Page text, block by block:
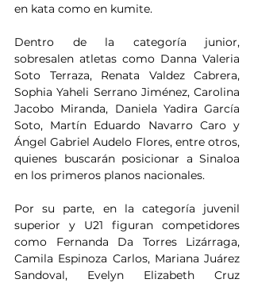
en kata como en kumite.
Dentro de la categoría junior,
sobresalen atletas como Danna Valeria
Soto Terraza, Renata Valdez Cabrera,
Sophia Yaheli Serrano Jiménez, Carolina
Jacobo Miranda, Daniela Yadira García
Soto, Martín Eduardo Navarro Caro y
Ángel Gabriel Audelo Flores, entre otros,
quienes buscarán posicionar a Sinaloa
en los primeros planos nacionales.
Por su parte, en la categoría juvenil
superior y U21 figuran competidores
como Fernanda Da Torres Lizárraga,
Camila Espinoza Carlos, Mariana Juárez
Sandoval, Evelyn Elizabeth Cruz